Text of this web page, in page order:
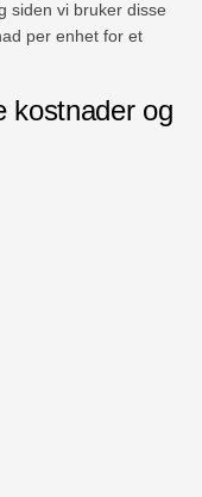
siden vi bruker disse
per enhet for et
kostnader og